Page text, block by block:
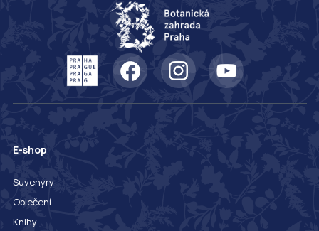
E-shop
Suvenýry
Oblečení
Knihy